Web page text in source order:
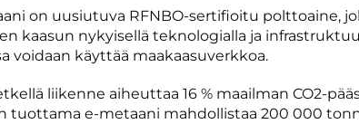
on uusiutuva RFNBO-sertifioitu polttoaine,
kaasun nykyisellä teknologialla ja
voidaan käyttää maakaasuverkkoa.
liikenne aiheuttaa 16 % maailman CO2-
tuottama e-metaani mahdollistaa 200 000